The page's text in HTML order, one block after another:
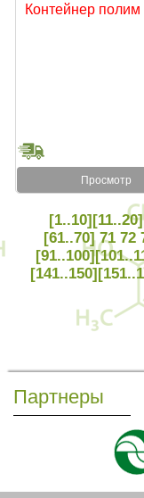
Контейнер
Просмотр
[1..10][11..20]
[61..70] 71 72
[91..100]
[141..150]
Партнеры